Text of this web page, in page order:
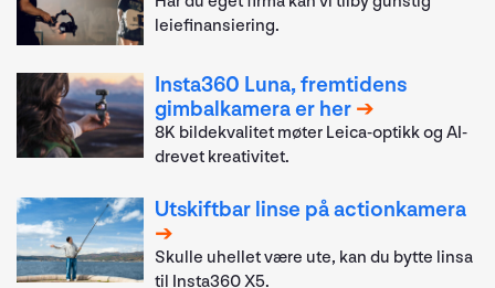
leiefinansiering.
Insta360 Luna, fremtidens
gimbalkamera er her
8K bildekvalitet møter Leica-optikk og AI-
drevet kreativitet.
Utskiftbar linse på actionkamera
Skulle uhellet være ute, kan du bytte linsa
til Insta360 X5.